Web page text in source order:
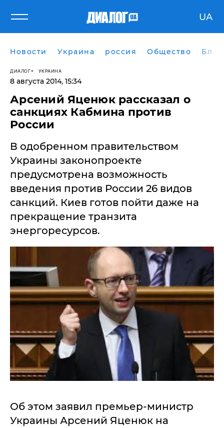
UA
Новости Украина россия Общество
ДИАЛОГ УКРАИНА
8 августа 2014, 15:34
​Арсений Яценюк рассказал о
санкциях Кабмина против
России
В одобренном правительством
Украины законопроекте
предусмотрена возможность
введения против России 26 видов
санкций. Киев готов пойти даже на
прекращение транзита
энергоресурсов.
Об этом заявил премьер-министр
Украины Арсений Яценюк на